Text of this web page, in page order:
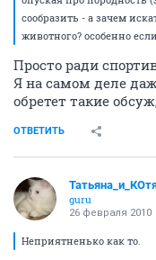
сообразить - а зачем
животного? особенно
Просто ради
Я на самом деле
обретет такие
ОТВЕТИТЬ
guru
26 февраля 2010
Неприятненько как то.